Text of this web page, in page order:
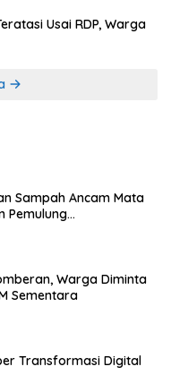
Usai RDP, Warga
Sampah Ancam Mata
Pemulung
Warga Diminta
Sementara
Transformasi Digital